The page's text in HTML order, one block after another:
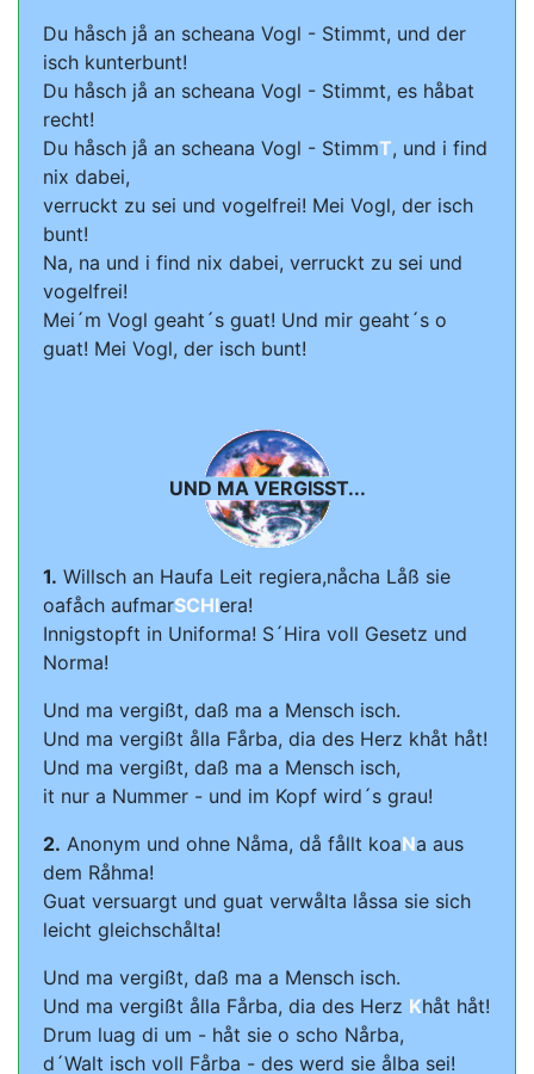
Du håsch jå an scheana Vogl - Stimmt, und der
isch kunterbunt!
Du håsch jå an scheana Vogl - Stimmt, es håbat
recht!
Du håsch jå an scheana Vogl - StimmT, und i find
nix dabei,
verruckt zu sei und vogelfrei! Mei Vogl, der isch
bunt!
Na, na und i find nix dabei, verruckt zu sei und
vogelfrei!
Mei´m Vogl geaht´s guat! Und mir geaht´s o
guat! Mei Vogl, der isch bunt!
UND MA VERGISST...
1. Willsch an Haufa Leit regiera,nåcha Låß sie
oafåch aufmarSCHIera!
Innigstopft in Uniforma! S´Hira voll Gesetz und
Norma!
Und ma vergißt, daß ma a Mensch isch.
Und ma vergißt ålla Fårba, dia des Herz khåt håt!
Und ma vergißt, daß ma a Mensch isch,
it nur a Nummer - und im Kopf wird´s grau!
2. Anonym und ohne Nåma, då fållt koaNa aus
dem Råhma!
Guat versuargt und guat verwålta låssa sie sich
leicht gleichschålta!
Und ma vergißt, daß ma a Mensch isch.
Und ma vergißt ålla Fårba, dia des Herz Khåt håt!
Drum luag di um - håt sie o scho Nårba,
d´Walt isch voll Fårba - des werd sie ålba sei!